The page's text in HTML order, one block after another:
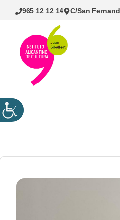
Saltar
965 12 12 14 C/San